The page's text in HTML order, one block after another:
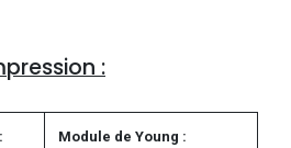
:
Module de Young :